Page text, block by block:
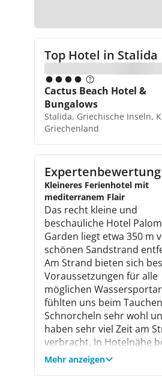
Top Hotel in Stalida
Cactus Beach Hotel &
Bungalows
Stalida, Griechische Inseln,
Griechenland
Expertenbewertung
Kleineres Ferienhotel mit
mediterranem Flair
Das recht kleine und
beschauliche Hotel
Garden liegt etwa 350 m
schönen Sandstrand
Am Strand bieten sich
Voraussetzungen für alle
möglichen
fühlten uns beim
Schnorcheln sehr wohl
haben sehr viel Zeit am
verbracht. In Hotelnähe
sich zahlreiche Einkaufs-
Mehr anzeigen